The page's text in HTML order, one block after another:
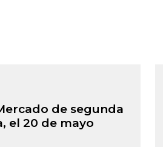
de segunda
el 20 de mayo